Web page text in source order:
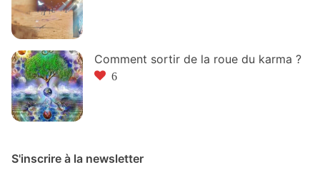
Comment sortir de la roue du karma ?
6
S'inscrire à la newsletter